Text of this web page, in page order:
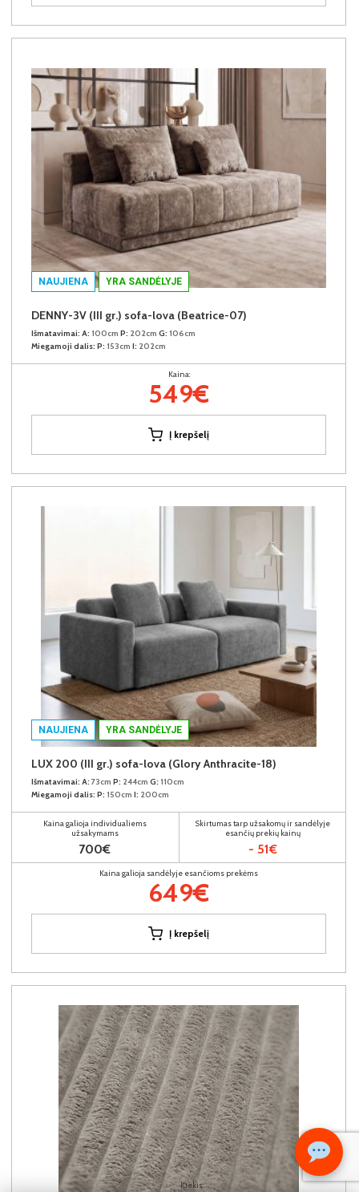
Kiekis:
NAUJIENA YRA SANDĖLYJE
DENNY-3V (III gr.) sofa-lova (Beatrice-07)
Išmatavimai: A: 100cm P: 202cm G: 106cm
Miegamoji dalis: P: 153cm I: 202cm
Kaina:
549€
Į krepšelį
NAUJIENA YRA SANDĖLYJE
LUX 200 (III gr.) sofa-lova (Glory Anthracite-18)
Išmatavimai: A: 73cm P: 244cm G: 110cm
Miegamoji dalis: P: 150cm I: 200cm
Kaina galioja individualiems
užsakymams
700€
Skirtumas tarp užsakomų ir sandėlyje
esančių prekių kainų
- 51€
Kaina galioja sandėlyje esančioms prekėms
649€
Į krepšelį